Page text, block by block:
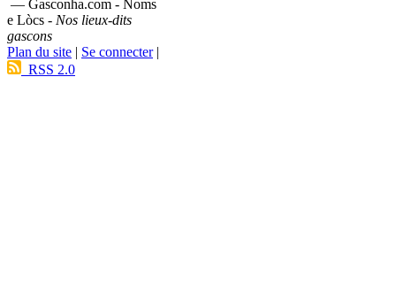
— Gasconha.com - Noms
e Lòcs - Nos lieux-dits
gascons
Plan du site | Se connecter|
RSS 2.0